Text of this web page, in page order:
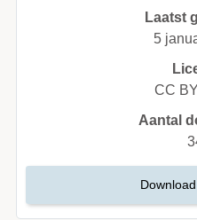
Laatst
5
CC
Aantal